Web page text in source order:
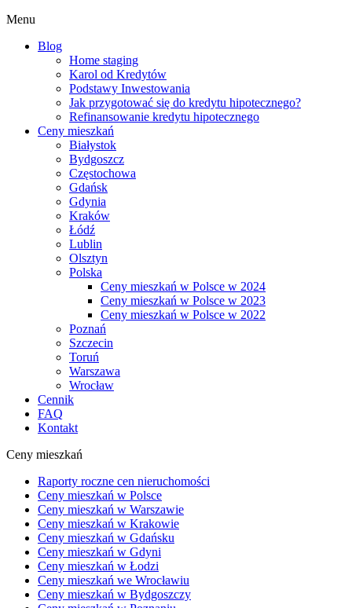
Menu
Blog
Home staging
Karol od Kredytów
Podstawy Inwestowania
Jak przygotować się do kredytu hipotecznego?
Refinansowanie kredytu hipotecznego
Ceny mieszkań
Białystok
Bydgoszcz
Częstochowa
Gdańsk
Gdynia
Kraków
Łódź
Lublin
Olsztyn
Polska
Ceny mieszkań w Polsce w 2024
Ceny mieszkań w Polsce w 2023
Ceny mieszkań w Polsce w 2022
Poznań
Szczecin
Toruń
Warszawa
Wrocław
Cennik
FAQ
Kontakt
Ceny mieszkań
Raporty roczne cen nieruchomości
Ceny mieszkań w Polsce
Ceny mieszkań w Warszawie
Ceny mieszkań w Krakowie
Ceny mieszkań w Gdańsku
Ceny mieszkań w Gdyni
Ceny mieszkań w Łodzi
Ceny mieszkań we Wrocławiu
Ceny mieszkań w Bydgoszczy